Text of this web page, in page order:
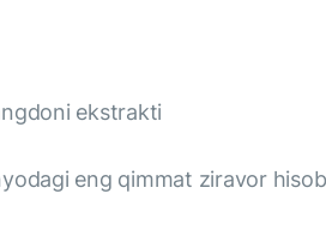
ekstrakti
eng qimmat ziravor